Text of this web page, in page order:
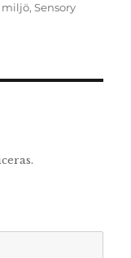
miljö,Sensory